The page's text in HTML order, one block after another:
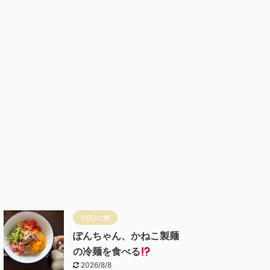
今日のご飯
ぽんちゃん、かねこ製麺
の冷麺を食べる
2026/8/8